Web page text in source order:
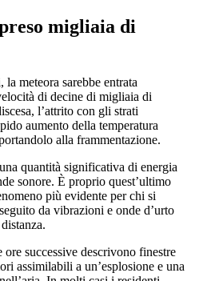
migliaia di
meteora sarebbe entrata
di decine di migliaia di
l’attrito con gli strati
aumento della temperatura
alla frammentazione.
quantità significativa di energia
sonore. È proprio quest’ultimo
più evidente per chi si
da vibrazioni e onde d’urto
successive descrivono finestre
assimilabili a un’esplosione e una